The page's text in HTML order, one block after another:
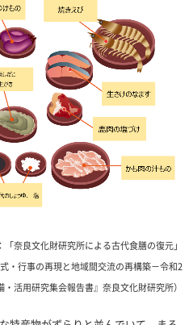
「奈良文化財研究所による古代食膳の復元」
・行事の再現と地域間交流の再構築－令和2
・活用研究集会報告書』奈良文化財研究所）